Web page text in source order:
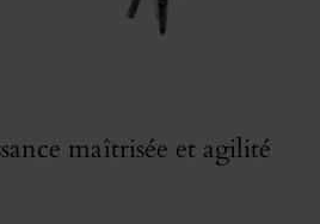
maîtrisée et agilité